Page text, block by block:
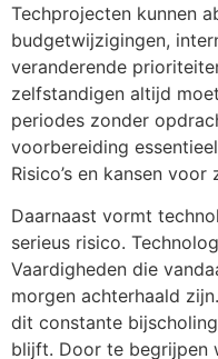
Techprojecten kunnen
budgetwijzigingen,
veranderende
zelfstandigen altijd
periodes zonder
voorbereiding
Risico’s en kansen voor
Daarnaast vormt
serieus risico.
Vaardigheden die
morgen achterhaald
dit constante
blijft. Door te begrijpen